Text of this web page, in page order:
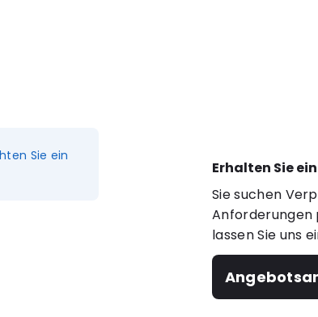
Erhalten Sie
Sie suchen
Anforderungen
lassen Sie uns
Sie ein